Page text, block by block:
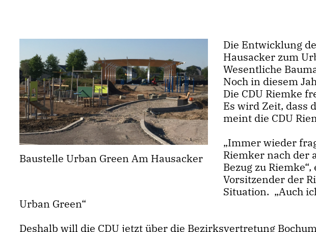
Baustelle Urban Green Am Hausacker
Die Entwicklung
Hausacker zum
Wesentliche
Noch in diesem
Die CDU Riemke
Es wird Zeit, dass
meint die CDU
Immer wieder
Riemker nach der
Bezug zu
Vorsitzender der
Situation. „Auch
Urban Green“
Deshalb will die CDU jetzt über die Bezirksvertretung